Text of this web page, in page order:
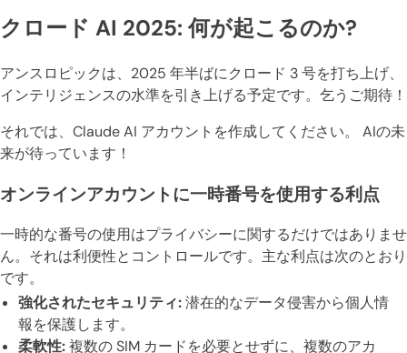
クロード AI 2025: 何が起こるのか?
アンスロピックは、2025 年半ばにクロード 3 号を打ち上げ、
インテリジェンスの水準を引き上げる予定です。乞うご期待！
それでは、Claude AI アカウントを作成してください。 AIの未
来が待っています！
オンラインアカウントに一時番号を使用する利点
一時的な番号の使用はプライバシーに関するだけではありませ
ん。それは利便性とコントロールです。主な利点は次のとおり
です。
強化されたセキュリティ:潜在的なデータ侵害から個人情
報を保護します。
柔軟性:複数の SIM カードを必要とせずに、複数のアカ